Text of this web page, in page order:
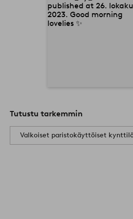
Tutustu tarkemmin
Valkoiset paristokäyttöiset